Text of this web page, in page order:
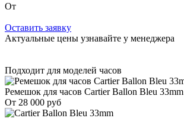
От
Оставить заявку
Актуальные цены узнавайте у менеджера
Подходит для моделей часов
Ремешок для часов Cartier Ballon Bleu 33mm
От 28 000 руб